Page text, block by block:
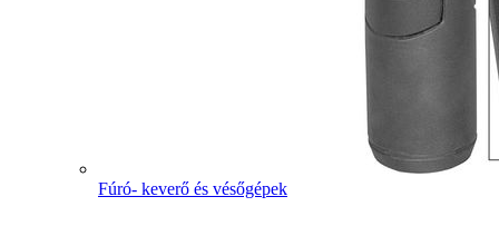
Fúró- keverő és vésőgépek